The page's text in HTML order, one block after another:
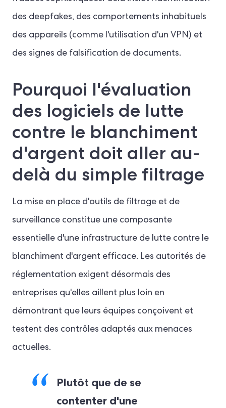
des deepfakes, des comportements inhabituels
des appareils (comme l'utilisation d'un VPN) et
des signes de falsification de documents.
Pourquoi l'évaluation
des logiciels de lutte
contre le blanchiment
d'argent doit aller au-
delà du simple filtrage
La mise en place d'outils de filtrage et de
surveillance constitue une composante
essentielle d'une infrastructure de lutte contre le
blanchiment d'argent efficace. Les autorités de
réglementation exigent désormais des
entreprises qu'elles aillent plus loin en
démontrant que leurs équipes conçoivent et
testent des contrôles adaptés aux menaces
actuelles.
Plutôt que de se
contenter d'une